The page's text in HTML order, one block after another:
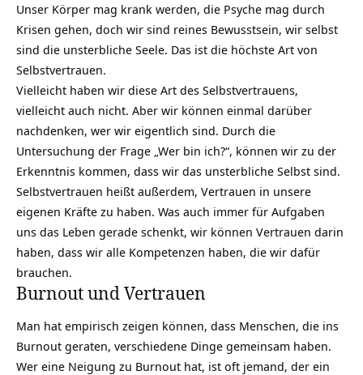
Unser Körper mag krank werden, die Psyche mag durch
Krisen gehen, doch wir sind reines Bewusstsein, wir selbst
sind die unsterbliche Seele. Das ist die höchste Art von
Selbstvertrauen.
Vielleicht haben wir diese Art des Selbstvertrauens,
vielleicht auch nicht. Aber wir können einmal darüber
nachdenken, wer wir eigentlich sind. Durch die
Untersuchung der Frage „Wer bin ich?“, können wir zu der
Erkenntnis kommen, dass wir das unsterbliche Selbst sind.
Selbstvertrauen heißt außerdem, Vertrauen in unsere
eigenen Kräfte zu haben. Was auch immer für Aufgaben
uns das Leben gerade schenkt, wir können Vertrauen darin
haben, dass wir alle Kompetenzen haben, die wir dafür
brauchen.
Burnout und Vertrauen
Man hat empirisch zeigen können, dass Menschen, die ins
Burnout geraten, verschiedene Dinge gemeinsam haben.
Wer eine Neigung zu Burnout hat, ist oft jemand, der ein